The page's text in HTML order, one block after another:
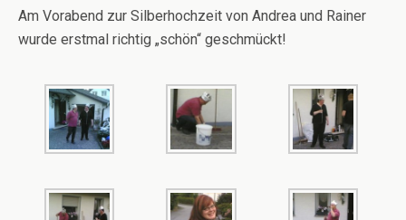
Am Vorabend zur Silberhochzeit von Andrea und Rainer
wurde erstmal richtig „schön“ geschmückt!